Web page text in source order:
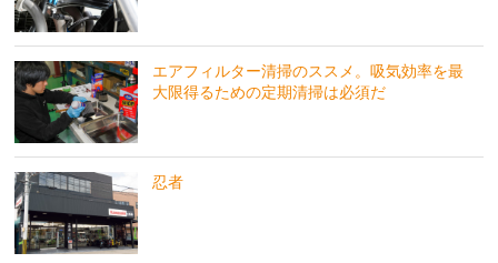
エアフィルター清掃のススメ。吸気効率を最
大限得るための定期清掃は必須だ
忍者